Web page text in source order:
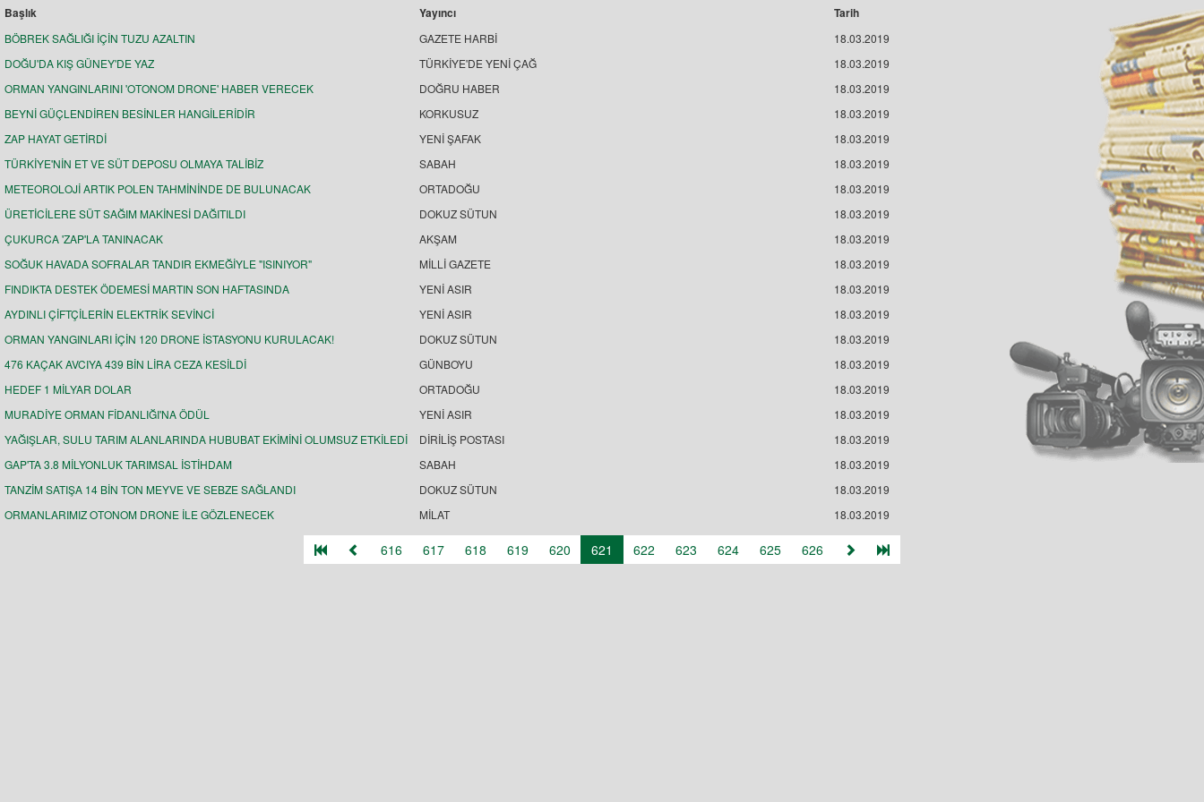
Başlık Yayıncı Tarih
BÖBREK SAĞLIĞI İÇİN TUZU AZALTIN GAZETE HARBİ
18.03.2019
DOĞU'DA KIŞ GÜNEY'DE YAZ
TÜRKİYE'DE YENİ ÇAĞ
18.03.2019
ORMAN YANGINLARINI 'OTONOM DRONE' HABER VERECEK
DOĞRU HABER
18.03.2019
BEYNİ GÜÇLENDİREN BESİNLER HANGİLERİDİR
KORKUSUZ
18.03.2019
ZAP HAYAT GETİRDİ
YENİ ŞAFAK
18.03.2019
TÜRKİYE'NİN ET VE SÜT DEPOSU OLMAYA TALİBİZ
SABAH
18.03.2019
METEOROLOJİ ARTIK POLEN TAHMİNİNDE DE BULUNACAK
ORTADOĞU
18.03.2019
ÜRETİCİLERE SÜT SAĞIM MAKİNESİ DAĞITILDI
DOKUZ SÜTUN
18.03.2019
ÇUKURCA 'ZAP'LA TANINACAK
AKŞAM
18.03.2019
SOĞUK HAVADA SOFRALAR TANDIR EKMEĞİYLE "ISINIYOR"
MİLLİ GAZETE
18.03.2019
FINDIKTA DESTEK ÖDEMESİ MARTIN SON HAFTASINDA
YENİ ASIR
18.03.2019
AYDINLI ÇİFTÇİLERİN ELEKTRİK SEVİNCİ
YENİ ASIR
18.03.2019
ORMAN YANGINLARI İÇİN 120 DRONE İSTASYONU KURULACAK!
DOKUZ SÜTUN
18.03.2019
476 KAÇAK AVCIYA 439 BİN LİRA CEZA KESİLDİ
GÜNBOYU
18.03.2019
HEDEF 1 MİLYAR DOLAR
ORTADOĞU
18.03.2019
MURADİYE ORMAN FİDANLIĞI'NA ÖDÜL
YENİ ASIR
18.03.2019
YAĞIŞLAR, SULU TARIM ALANLARINDA HUBUBAT EKİMİNİ OLUMSUZ ETKİLEDİ
DİRİLİŞ POSTASI
18.03.2019
GAP'TA 3.8 MİLYONLUK TARIMSAL İSTİHDAM
SABAH
18.03.2019
TANZİM SATIŞA 14 BİN TON MEYVE VE SEBZE SAĞLANDI
DOKUZ SÜTUN
18.03.2019
ORMANLARIMIZ OTONOM DRONE İLE GÖZLENECEK
MİLAT 18.03.2019
616 617 618 619 620 621 622 623 624 625 626